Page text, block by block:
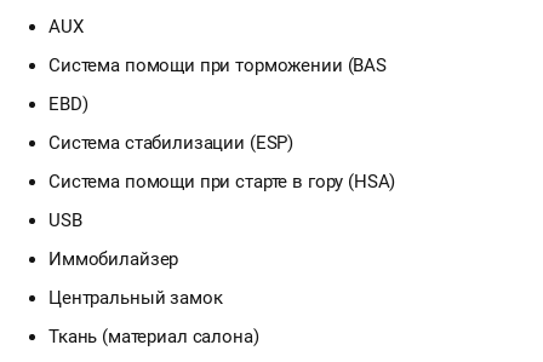
AUX
Система помощи при торможении (BAS
EBD)
Система стабилизации (ESP)
Система помощи при старте в гору (HSA)
USB
Иммобилайзер
Центральный замок
Ткань (материал салона)